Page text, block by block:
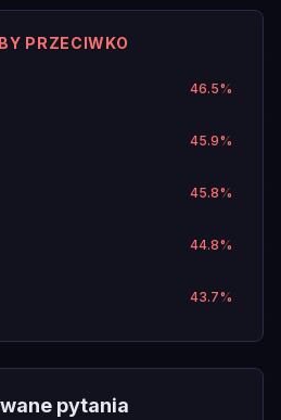
PRZECIWKO
46.5%
45.9%
45.8%
44.8%
43.7%
pytania